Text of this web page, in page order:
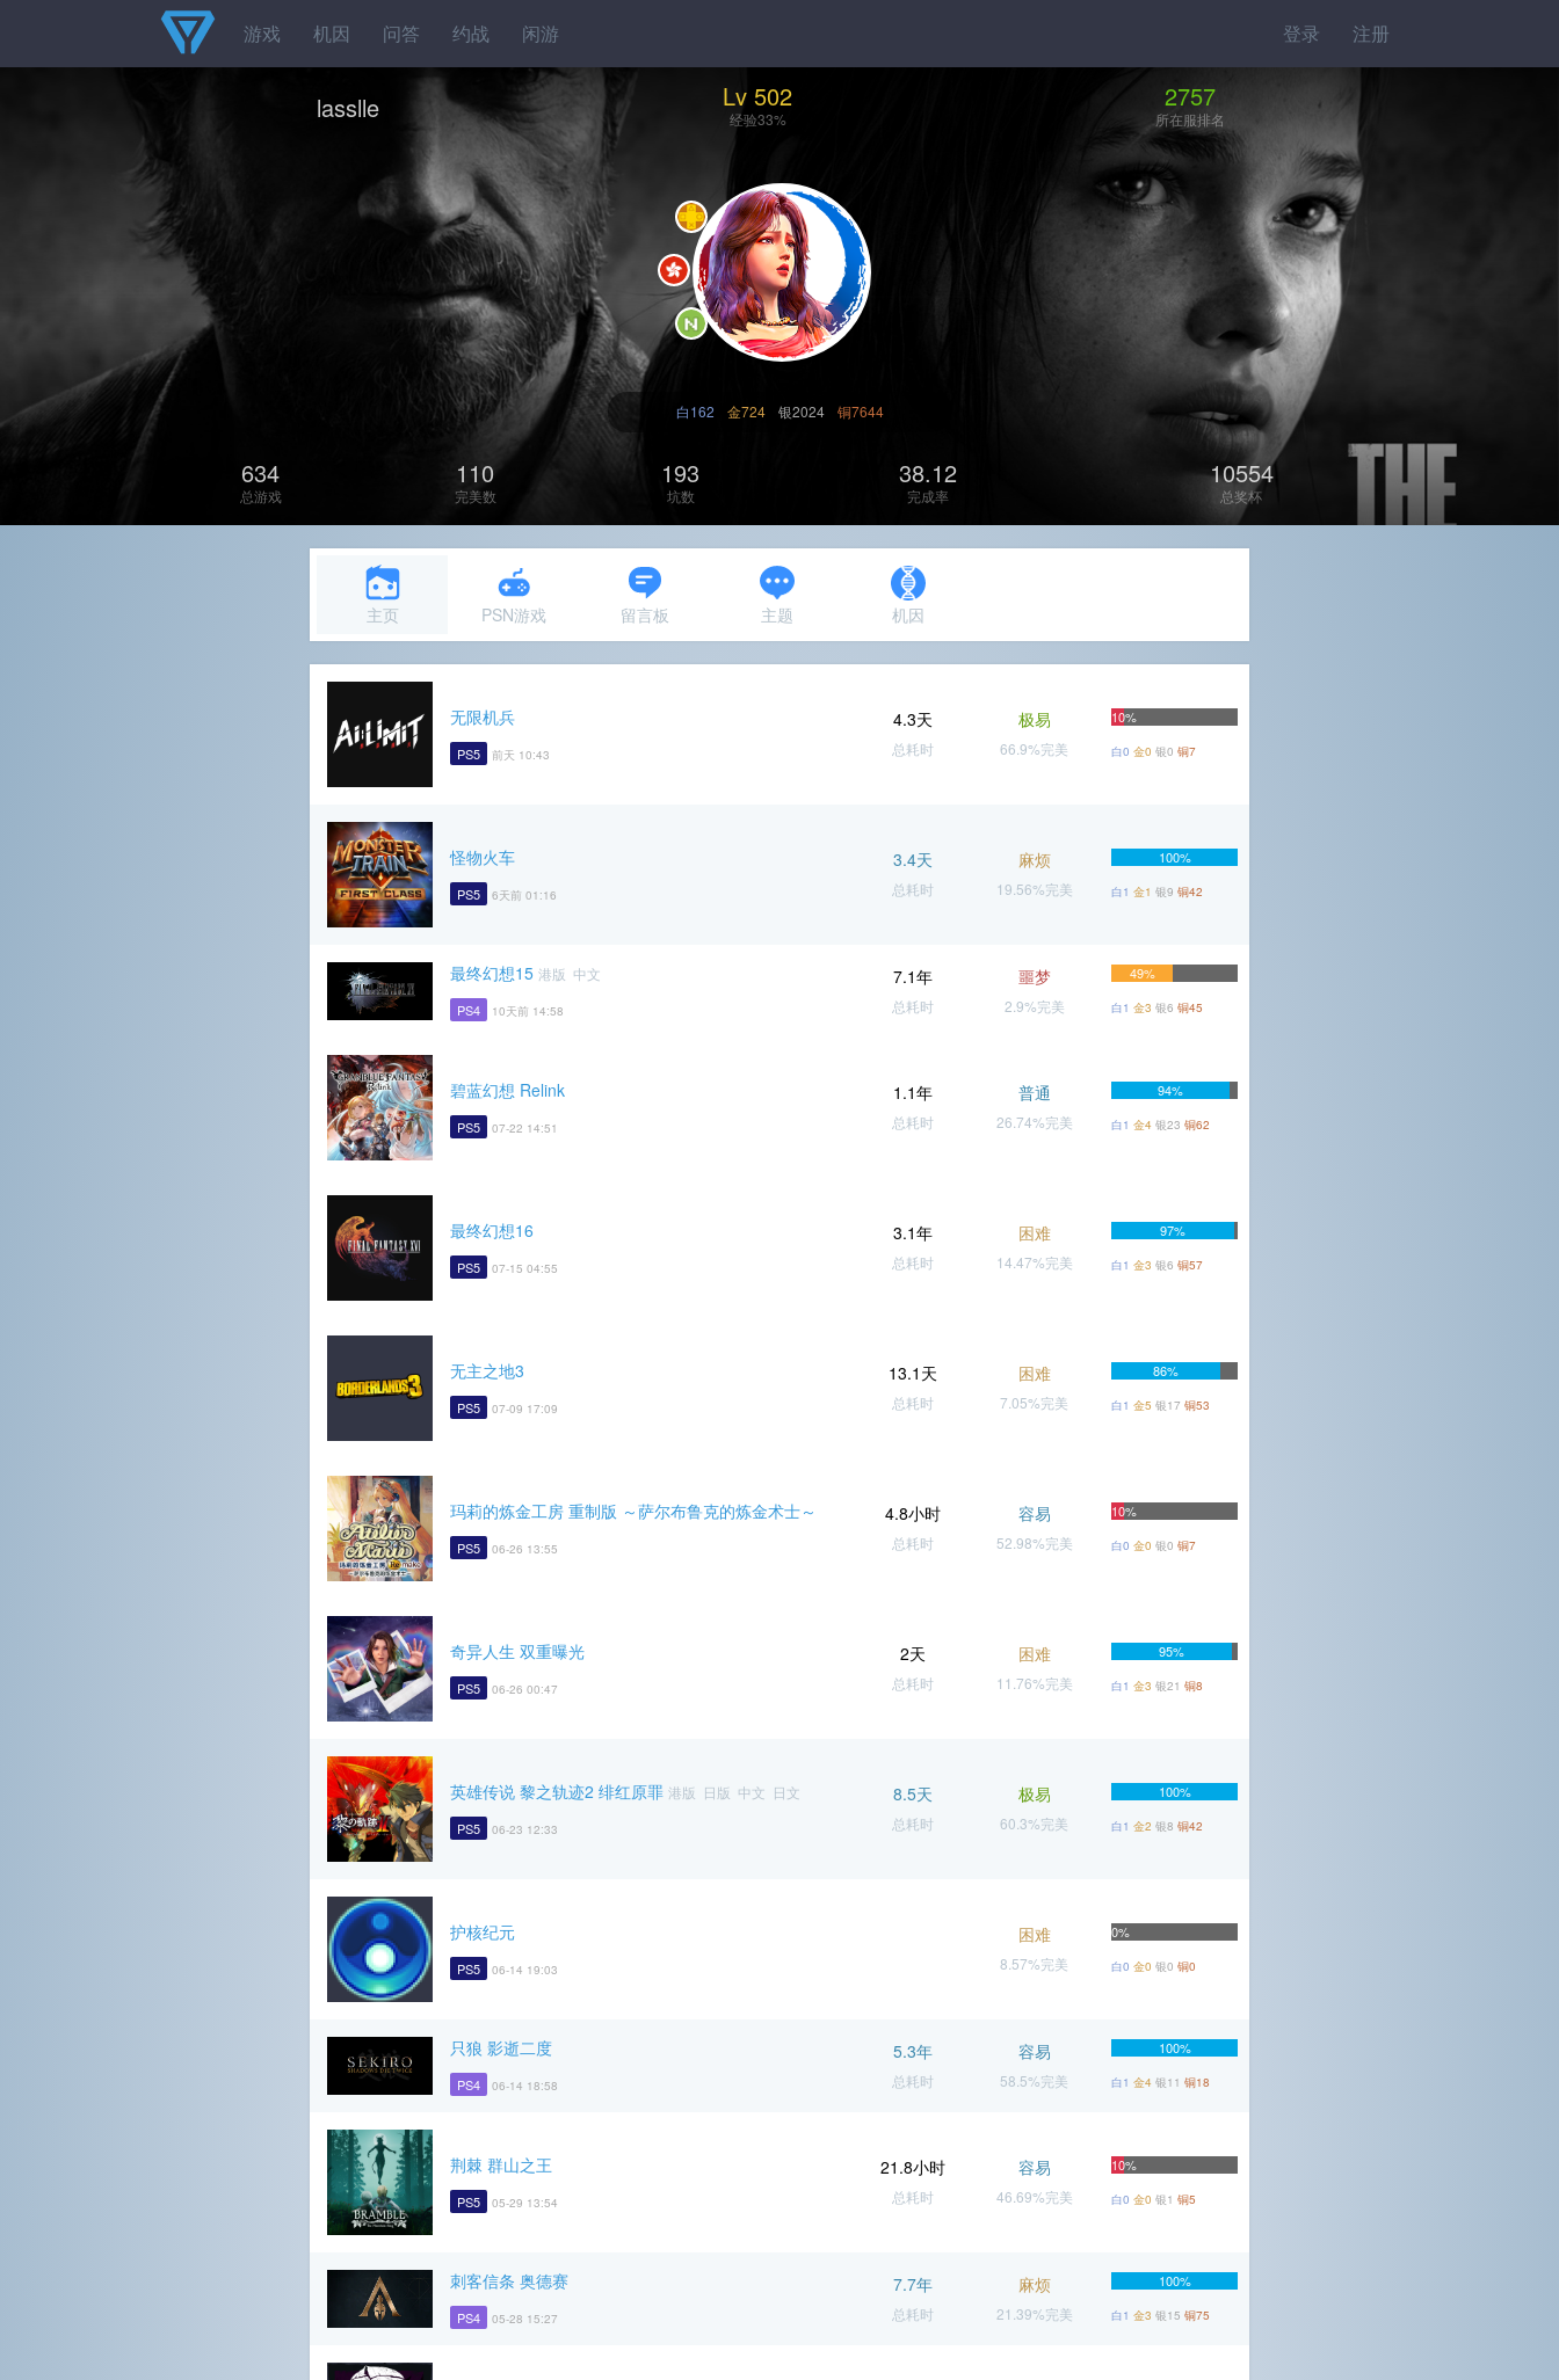
登录 注册
游戏 机因 问答 约战 闲游
lasslle Lv 502
经验33%
2757
所在服排名
白162 金724 银2024 铜7644
634
总游戏
110
完美数
193
坑数
38.12
完成率
10554
总奖杯
主页 PSN游戏 留言板 主题 机因
无限机兵
PS5 前天 10:43
4.3天
总耗时
极易
66.9%完美
10%
白0 金0 银0 铜7
怪物火车
PS5 6天前 01:16
3.4天
总耗时
麻烦
19.56%完美
100%
白1 金1 银9 铜42
最终幻想15 港版 中文
PS4 10天前 14:58
7.1年
总耗时
噩梦
2.9%完美
49%
白1 金3 银6 铜45
碧蓝幻想 Relink
PS5 07-22 14:51
1.1年
总耗时
普通
26.74%完美
94%
白1 金4 银23 铜62
最终幻想16
PS5 07-15 04:55
3.1年
总耗时
困难
14.47%完美
97%
白1 金3 银6 铜57
无主之地3
PS5 07-09 17:09
13.1天
总耗时
困难
7.05%完美
86%
白1 金5 银17 铜53
玛莉的炼金工房 重制版 ～萨尔布鲁克的炼金术士～
PS5 06-26 13:55
4.8小时
总耗时
容易
52.98%完美
10%
白0 金0 银0 铜7
奇异人生 双重曝光
PS5 06-26 00:47
2天
总耗时
困难
11.76%完美
95%
白1 金3 银21 铜8
英雄传说 黎之轨迹2 绯红原罪 港版 日版 中文 日文
PS5 06-23 12:33
8.5天
总耗时
极易
60.3%完美
100%
白1 金2 银8 铜42
护核纪元
PS5 06-14 19:03
困难
8.57%完美
0%
白0 金0 银0 铜0
只狼 影逝二度
PS4 06-14 18:58
5.3年
总耗时
容易
58.5%完美
100%
白1 金4 银11 铜18
荆棘 群山之王
PS5 05-29 13:54
21.8小时
总耗时
容易
46.69%完美
10%
白0 金0 银1 铜5
刺客信条 奥德赛
PS4 05-28 15:27
7.7年
总耗时
麻烦
21.39%完美
100%
白1 金3 银15 铜75